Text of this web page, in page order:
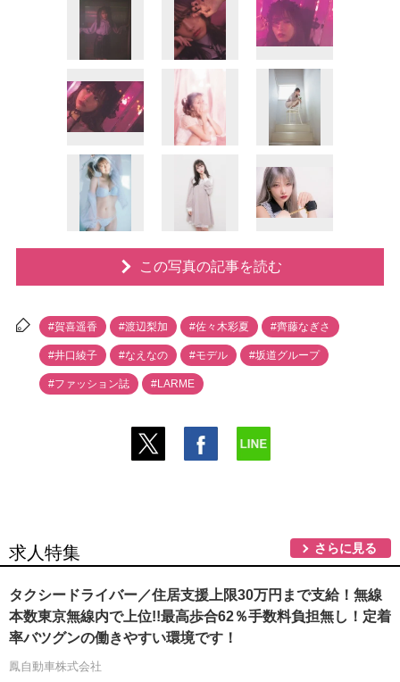
この写真の記事を読む
#賀喜遥香 #渡辺梨加 #佐々木彩夏 #齊藤なぎさ
#井口綾子 #なえなの #モデル #坂道グループ
#ファッション誌 #LARME
求人特集 さらに見る
タクシードライバー／住居支援上限30万円まで支給！無線
本数東京無線内で上位!!最高歩合62％手数料負担無し！定着
率バツグンの働きやすい環境です！
鳳自動車株式会社